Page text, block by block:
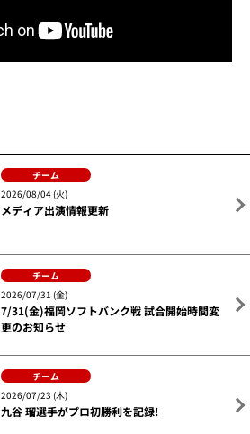
チーム
2026/08/04 (火)
メディア出演情報更新
チーム
2026/07/31 (金)
7/31(金)福岡ソフトバンク戦 試合開始時間変
更のお知らせ
チーム
2026/07/23 (木)
九谷 瑠選手がプロ初勝利を記録!